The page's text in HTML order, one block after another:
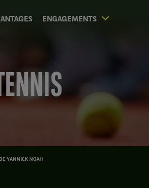
ENGAGEMENTS
YANNICK NOAH